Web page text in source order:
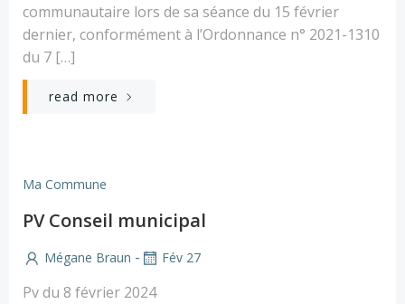
communautaire lors de sa séance du 15 février
dernier, conformément à l’Ordonnance n° 2021-1310
du 7 […]
read more
Ma Commune
PV Conseil municipal
Mégane Braun - Fév 27
Pv du 8 février 2024